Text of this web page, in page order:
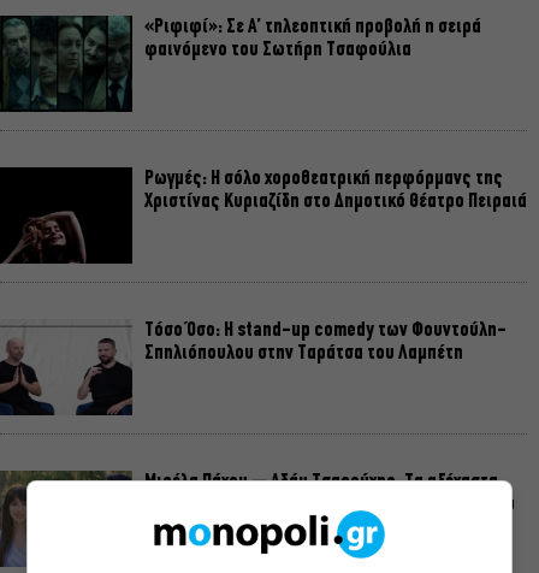
«Ριφιφί»: Σε Α’ τηλεοπτική προβολή η σειρά
φαινόμενο του Σωτήρη Τσαφούλια
Ρωγμές: Η σόλο χοροθεατρική περφόρμανς της
Χριστίνας Κυριαζίδη στο Δημοτικό Θέατρο Πειραιά
Τόσο Όσο: Η stand-up comedy των Φουντούλη-
Σπηλιόπουλου στην Ταράτσα του Λαμπέτη
Μιρέλα Πάχου – Αδάμ Τσαρούχης: Τα αξέχαστα
ντουέτα του ελληνικού σινεμά στην Ταράτσα του
Λαμπέτη